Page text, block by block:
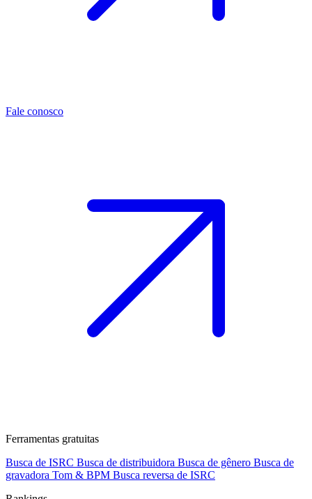
Fale conosco
Ferramentas gratuitas
Busca de ISRC Busca de distribuidora Busca de gênero Busca de
gravadora Tom & BPM Busca reversa de ISRC